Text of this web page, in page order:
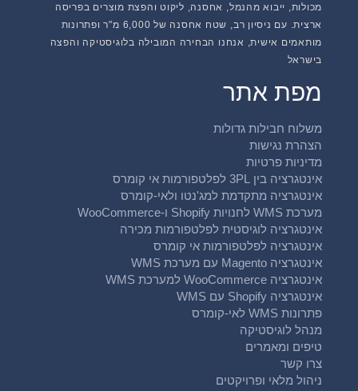
מכולות, ייבוא מהנמל, אחסנה, ליקוט והפצת מוצרים בפריסה
ארצית. עם ניסיון רב, שטח אחסנה של 6,000 מ"ר ופתרונות
מותאמים אישית, אנחנו הבחירה המובילה בלוגיסטיקה והפצה
בישראל
מפת אתר
משלוח חבילות גדולות
הצהרת נגישות
מדיניות פרטיות
אינטגרציה בין 3PL לפלטפורמות אי קומרס
אינטגרציה מתקדמת למג'נטו ולאי-קומרס
מערכת WMS לחנויות Shopify ו-WooCommerce
אינטגרציה לוגיסטית לפלטפורמות מכירה
אינטגרציה לפלטפורמות אי קומרס
אינטגרציה Magento עם מערכת WMS
אינטגרציה WooCommerce למערכת WMS
אינטגרציה Shopify עם WMS
פתרונות WMS לאי-קומרס
מנהל לוגיסטיקה
טיפים ומאמרים
צרו קשר
ניהול מלאי ופרויקטים